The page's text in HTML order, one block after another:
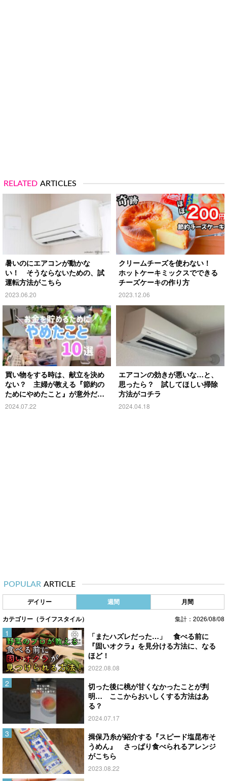
RELATED ARTICLES
暑いのにエアコンが動かな
い！ そうならないための、試
運転方法がこちら
2023.06.20
クリームチーズを使わない！
ホットケーキミックスでできる
チーズケーキの作り方
2023.12.06
買い物をする時は、献立を決め
ない？ 主婦が教える『節約の
ためにやめたこと』が意外だっ
た
2024.07.22
エアコンの効きが悪いな…と、
思ったら？ 試してほしい掃除
方法がコチラ
2024.04.18
POPULAR ARTICLE
デイリー 週間 月間
カテゴリー（ライフスタイル） 集計：2026/08/08
「またハズレだった…」 食べる前に
『固いオクラ』を見分ける方法に、なる
ほど！
2022.08.08
切った後に桃が甘くなかったことが判
明… ここからおいしくする方法はあ
る？
2024.07.17
揖保乃糸が紹介する『スピード塩昆布そ
うめん』 さっぱり食べられるアレンジ
がこちら
2023.08.22